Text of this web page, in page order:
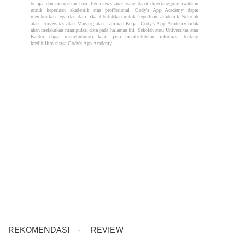
belajar dan merupakan hasil kerja keras anak yang dapat dipertanggungjawabkan
untuk keperluan akademik atau proffesional. Cody's App Academy dapat
memberikan legalitas data jika dibutuhkan untuk keperluan akademik Sekolah
atau Universitas atau Magang atau Lamaran Kerja. Cody's App Academy tidak
akan melakukan manipulasi data pada halaman ini. Sekolah atau Universitas atau
Kantor dapat menghubungi kami jika membutuhkan informasi tentang
kredibilitas siswa Cody's App Academy.
REKOMENDASI REVIEW